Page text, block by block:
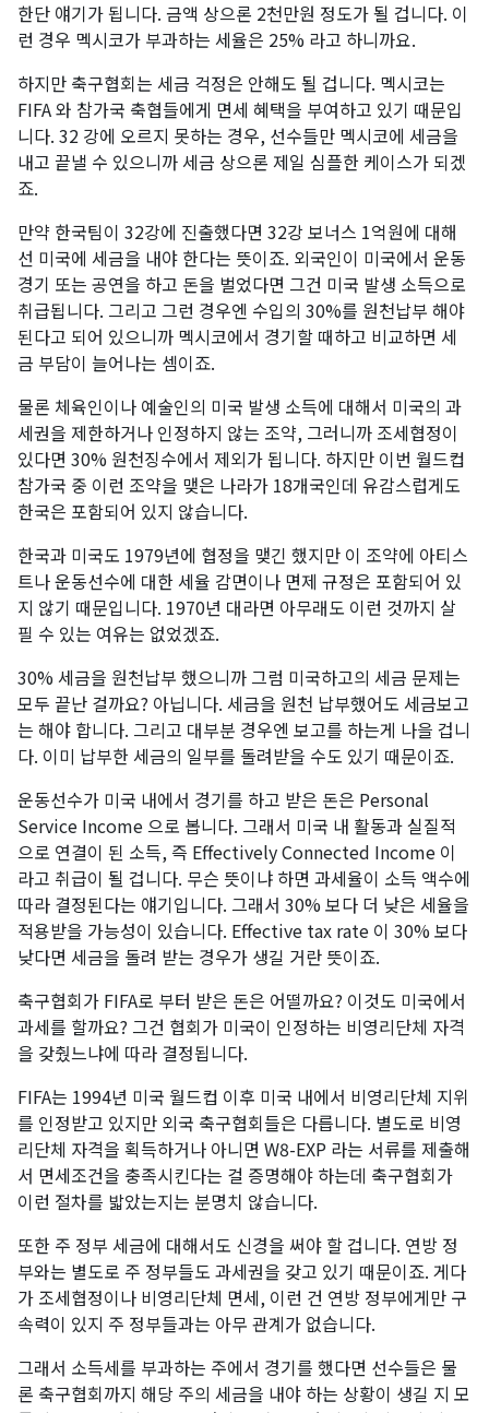
한단 얘기가 됩니다. 금액 상으론 2천만원 정도가 될 겁니다. 이
런 경우 멕시코가 부과하는 세율은 25% 라고 하니까요.
하지만 축구협회는 세금 걱정은 안해도 될 겁니다. 멕시코는
FIFA 와 참가국 축협들에게 면세 혜택을 부여하고 있기 때문입
니다. 32 강에 오르지 못하는 경우, 선수들만 멕시코에 세금을
내고 끝낼 수 있으니까 세금 상으론 제일 심플한 케이스가 되겠
죠.
만약 한국팀이 32강에 진출했다면 32강 보너스 1억원에 대해
선 미국에 세금을 내야 한다는 뜻이죠. 외국인이 미국에서 운동
경기 또는 공연을 하고 돈을 벌었다면 그건 미국 발생 소득으로
취급됩니다. 그리고 그런 경우엔 수입의 30%를 원천납부 해야
된다고 되어 있으니까 멕시코에서 경기할 때하고 비교하면 세
금 부담이 늘어나는 셈이죠.
물론 체육인이나 예술인의 미국 발생 소득에 대해서 미국의 과
세권을 제한하거나 인정하지 않는 조약, 그러니까 조세협정이
있다면 30% 원천징수에서 제외가 됩니다. 하지만 이번 월드컵
참가국 중 이런 조약을 맺은 나라가 18개국인데 유감스럽게도
한국은 포함되어 있지 않습니다.
​한국과 미국도 1979년에 협정을 맺긴 했지만 이 조약에 아티스
트나 운동선수에 대한 세율 감면이나 면제 규정은 포함되어 있
지 않기 때문입니다. 1970년 대라면 아무래도 이런 것까지 살
필 수 있는 여유는 없었겠죠.
30% 세금을 원천납부 했으니까 그럼 미국하고의 세금 문제는
모두 끝난 걸까요? 아닙니다. 세금을 원천 납부했어도 세금보고
는 해야 합니다. 그리고 대부분 경우엔 보고를 하는게 나을 겁니
다. 이미 납부한 세금의 일부를 돌려받을 수도 있기 때문이죠.
운동선수가 미국 내에서 경기를 하고 받은 돈은 Personal
Service Income 으로 봅니다. 그래서 미국 내 활동과 실질적
으로 연결이 된 소득, 즉 Effectively Connected Income 이
라고 취급이 될 겁니다. 무슨 뜻이냐 하면 과세율이 소득 액수에
따라 결정된다는 얘기입니다. 그래서 30% 보다 더 낮은 세율을
적용받을 가능성이 있습니다. Effective tax rate 이 30% 보다
낮다면 세금을 돌려 받는 경우가 생길 거란 뜻이죠.
축구협회가 FIFA로 부터 받은 돈은 어떨까요? 이것도 미국에서
과세를 할까요? 그건 협회가 미국이 인정하는 비영리단체 자격
을 갖췄느냐에 따라 결정됩니다.
​FIFA는 1994년 미국 월드컵 이후 미국 내에서 비영리단체 지위
를 인정받고 있지만 외국 축구협회들은 다릅니다. 별도로 비영
리단체 자격을 획득하거나 아니면 W8-EXP 라는 서류를 제출해
서 면세조건을 충족시킨다는 걸 증명해야 하는데 축구협회가
이런 절차를 밟았는지는 분명치 않습니다.
또한 주 정부 세금에 대해서도 신경을 써야 할 겁니다. 연방 정
부와는 별도로 주 정부들도 과세권을 갖고 있기 때문이죠. 게다
가 조세협정이나 비영리단체 면세, 이런 건 연방 정부에게만 구
속력이 있지 주 정부들과는 아무 관계가 없습니다.
​그래서 소득세를 부과하는 주에서 경기를 했다면 선수들은 물
론 축구협회까지 해당 주의 세금을 내야 하는 상황이 생길 지 모